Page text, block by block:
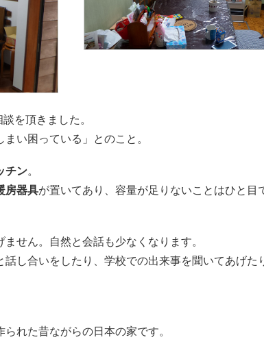
を頂きました。
まい困っている」とのこと。
チン。
房器具が置いてあり、容量が足りないことはひと目
せん。自然と会話も少なくなります。
話し合いをしたり、学校での出来事を聞いてあげた
られた昔ながらの日本の家です。